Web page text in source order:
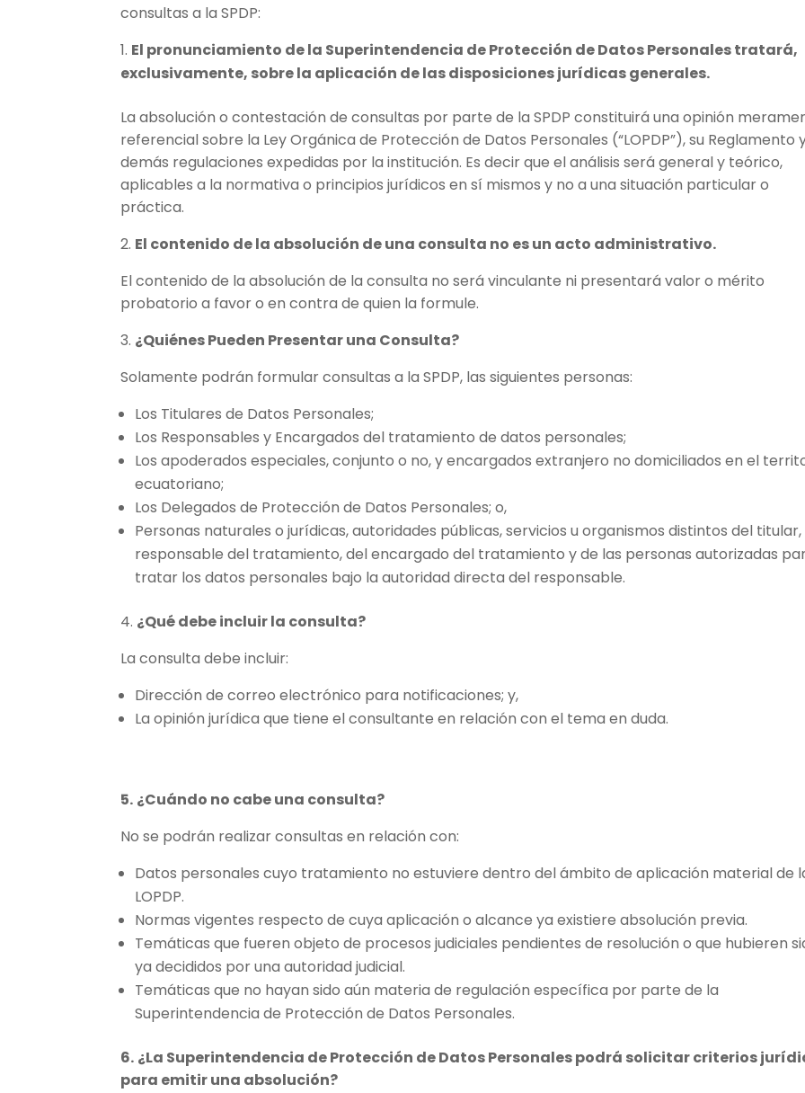
consultas a la SPDP:
El pronunciamiento de la Superintendencia de Protección de Datos Personales tratará,
exclusivamente, sobre la aplicación de las disposiciones jurídicas generales.
La absolución o contestación de consultas por parte de la SPDP constituirá una opinión
referencial sobre la Ley Orgánica de Protección de Datos Personales (“LOPDP”), su Reglamento
demás regulaciones expedidas por la institución. Es decir que el análisis será general y teórico,
aplicables a la normativa o principios jurídicos en sí mismos y no a una situación particular o
práctica.
2. El contenido de la absolución de una consulta no es un acto administrativo.
El contenido de la absolución de la consulta no será vinculante ni presentará valor o mérito
probatorio a favor o en contra de quien la formule.
3. ¿Quiénes Pueden Presentar una Consulta?
Solamente podrán formular consultas a la SPDP, las siguientes personas:
Los Titulares de Datos Personales;
Los Responsables y Encargados del tratamiento de datos personales;
Los apoderados especiales, conjunto o no, y encargados extranjero no domiciliados en el
ecuatoriano;
Los Delegados de Protección de Datos Personales; o,
Personas naturales o jurídicas, autoridades públicas, servicios u organismos distintos del
responsable del tratamiento, del encargado del tratamiento y de las personas autorizadas
tratar los datos personales bajo la autoridad directa del responsable.
4. ¿Qué debe incluir la consulta?
La consulta debe incluir:
Dirección de correo electrónico para notificaciones; y,
La opinión jurídica que tiene el consultante en relación con el tema en duda.
5. ¿Cuándo no cabe una consulta?
No se podrán realizar consultas en relación con:
Datos personales cuyo tratamiento no estuviere dentro del ámbito de aplicación material de
LOPDP.
Normas vigentes respecto de cuya aplicación o alcance ya existiere absolución previa.
Temáticas que fueren objeto de procesos judiciales pendientes de resolución o que hubieren
ya decididos por una autoridad judicial.
Temáticas que no hayan sido aún materia de regulación específica por parte de la
Superintendencia de Protección de Datos Personales.
6. ¿La Superintendencia de Protección de Datos Personales podrá solicitar criterios
para emitir una absolución?